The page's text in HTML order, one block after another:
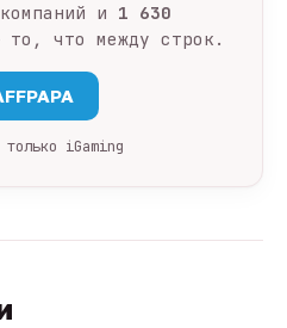
компаний и 1 630
что между строк.
iGaming